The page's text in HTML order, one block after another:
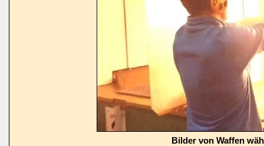
Bilder von Waffen